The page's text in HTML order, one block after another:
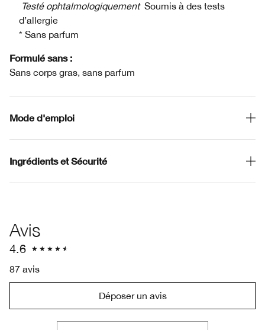
Testé ophtalmologiquement Soumis à des tests
d’allergie
* Sans parfum
Formulé sans :
Sans corps gras, sans parfum
Mode d'emploi
Ingrédients et Sécurité
Avis
4.6
87 avis
Déposer un avis